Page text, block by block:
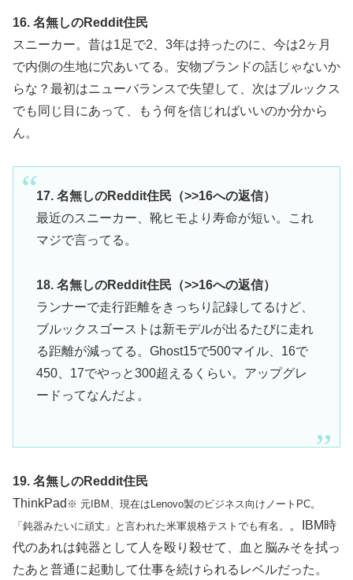
16. 名無しのReddit住民
スニーカー。昔は1足で2、3年は持ったのに、今は2ヶ月
で内側の生地に穴あいてる。安物ブランドの話じゃないか
らな？最初はニューバランスで失望して、次はブルックス
でも同じ目にあって、もう何を信じればいいのか分から
ん。
17. 名無しのReddit住民（>>16への返信）
最近のスニーカー、靴ヒモより寿命が短い。これ
マジで言ってる。
18. 名無しのReddit住民（>>16への返信）
ランナーで走行距離をきっちり記録してるけど、
ブルックスゴーストは新モデルが出るたびに走れ
る距離が減ってる。Ghost15で500マイル、16で
450、17でやっと300超えるくらい。アップグレ
ードってなんだよ。
19. 名無しのReddit住民
ThinkPad ※ 元IBM、現在はLenovo製のビジネス向けノートPC。
「鈍器みたいに頑丈」と言われた米軍規格テストでも有名。
。IBM時
代のあれは鈍器として人を殴り殺せて、血と脳みそを拭っ
たあと普通に起動して仕事を続けられるレベルだった。